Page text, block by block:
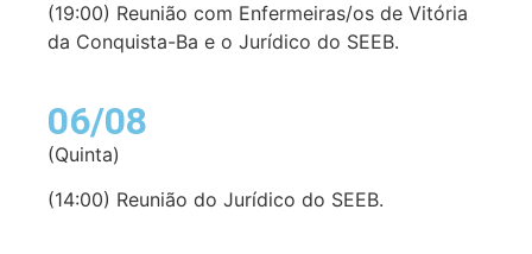
(19:00) Reunião com Enfermeiras/os de Vitória
da Conquista-Ba e o Jurídico do SEEB.
06/08
(Quinta)
(14:00) Reunião do Jurídico do SEEB.